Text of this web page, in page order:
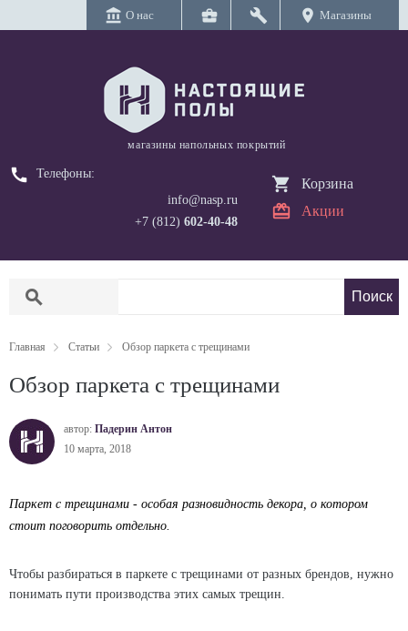
account_balance О нас business_center build location_on Магазины
магазины напольных покрытий
call
Телефоны:
info@nasp.ru
+7 (812) 602-40-48
Корзина
Акции
search
Главная Статьи Обзор паркета с трещинами
Обзор паркета с трещинами
автор: Падерин Антон
10 марта, 2018
Паркет с трещинами - особая разновидность декора, о котором
стоит поговорить отдельно.
Чтобы разбираться в паркете с трещинами от разных брендов, нужно
понимать пути производства этих самых трещин.